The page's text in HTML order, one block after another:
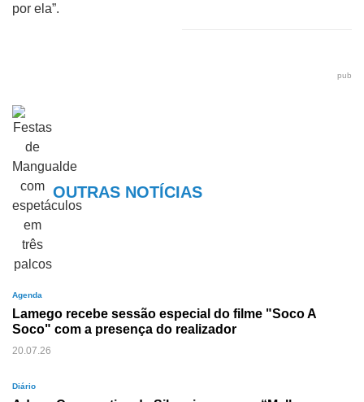
por ela”.
pub
OUTRAS NOTÍCIAS
Agenda
Lamego recebe sessão especial do filme "Soco A
Soco" com a presença do realizador
20.07.26
Diário